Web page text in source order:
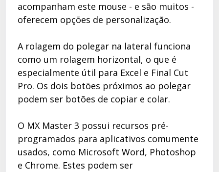
acompanham este mouse - e são muitos -
oferecem opções de personalização.
A rolagem do polegar na lateral funciona
como um rolagem horizontal, o que é
especialmente útil para Excel e Final Cut
Pro. Os dois botões próximos ao polegar
podem ser botões de copiar e colar.
O MX Master 3 possui recursos pré-
programados para aplicativos comumente
usados, como Microsoft Word, Photoshop
e Chrome. Estes podem ser